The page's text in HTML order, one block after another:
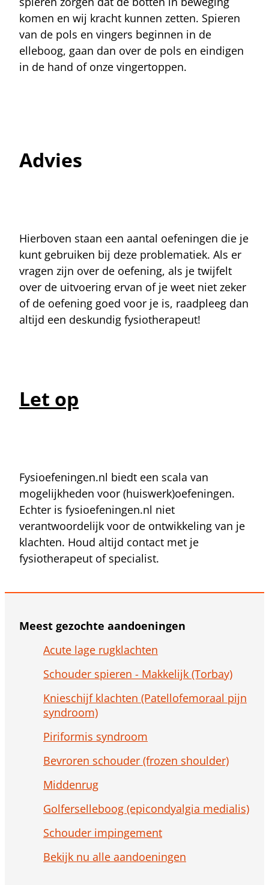
komen en wij kracht kunnen zetten. Spieren
van de pols en vingers beginnen in de
elleboog, gaan dan over de pols en eindigen
in de hand of onze vingertoppen.
Advies
Hierboven staan een aantal oefeningen die je
kunt gebruiken bij deze problematiek. Als er
vragen zijn over de oefening, als je twijfelt
over de uitvoering ervan of je weet niet zeker
of de oefening goed voor je is, raadpleeg dan
altijd een deskundig fysiotherapeut!
Let op
Fysioefeningen.nl biedt een scala van
mogelijkheden voor (huiswerk)oefeningen.
Echter is fysioefeningen.nl niet
verantwoordelijk voor de ontwikkeling van je
klachten. Houd altijd contact met je
fysiotherapeut of specialist.
Meest gezochte aandoeningen
Acute lage rugklachten
Schouder spieren - Makkelijk (Torbay)
Knieschijf klachten (Patellofemoraal pijn
syndroom)
Piriformis syndroom
Bevroren schouder (frozen shoulder)
Middenrug
Golferselleboog (epicondyalgia medialis)
Schouder impingement
Bekijk nu alle aandoeningen